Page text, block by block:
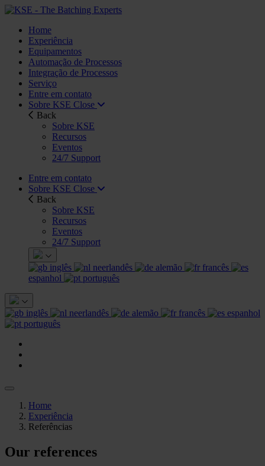
Home
Experiência
Equipamentos
Automação de Processos
Integração de Processos
Serviço
Entre em contato
Sobre KSE Close
Back
Sobre KSE
Recursos
Eventos
24/7 Support
Entre em contato
Sobre KSE Close
Back
Sobre KSE
Recursos
Eventos
24/7 Support
inglês neerlandês alemão
francês
espanhol
português
inglês neerlandês alemão francês
espanhol
português
Home
Experiência
Referências
Our references